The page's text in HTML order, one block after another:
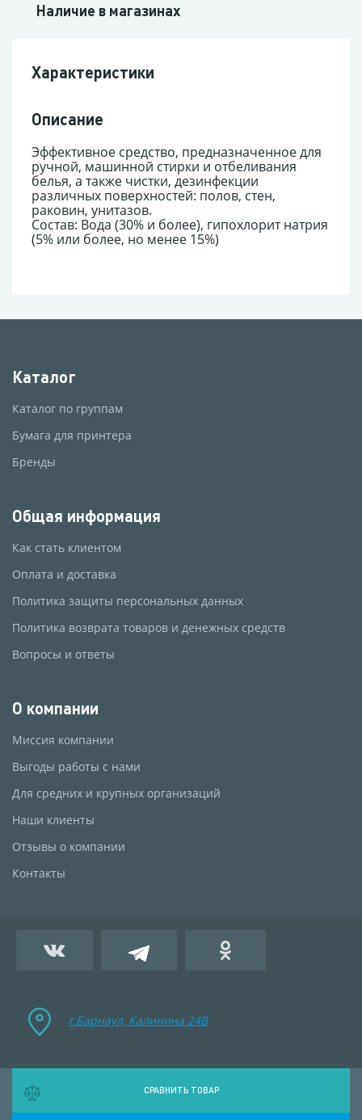
Наличие в магазинах
Характеристики
Описание
Эффективное средство, предназначенное для
ручной, машинной стирки и отбеливания
белья, а также чистки, дезинфекции
различных поверхностей: полов, стен,
раковин, унитазов.
Состав: Вода (30% и более), гипохлорит натрия
(5% или более, но менее 15%)
Каталог
Каталог по группам
Бумага для принтера
Бренды
Общая информация
Как стать клиентом
Оплата и доставка
Политика защиты персональных данных
Политика возврата товаров и денежных средств
Вопросы и ответы
О компании
Миссия компании
Выгоды работы с нами
Для средних и крупных организаций
Наши клиенты
Отзывы о компании
Контакты
г.Барнаул, Калинина 24B
СРАВНИТЬ ТОВАР